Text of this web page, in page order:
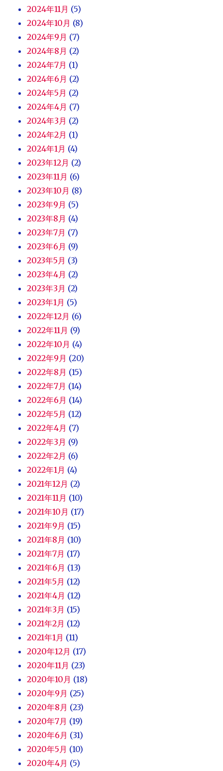
2024年11月 (5)
2024年10月 (8)
2024年9月 (7)
2024年8月 (2)
2024年7月 (1)
2024年6月 (2)
2024年5月 (2)
2024年4月 (7)
2024年3月 (2)
2024年2月 (1)
2024年1月 (4)
2023年12月 (2)
2023年11月 (6)
2023年10月 (8)
2023年9月 (5)
2023年8月 (4)
2023年7月 (7)
2023年6月 (9)
2023年5月 (3)
2023年4月 (2)
2023年3月 (2)
2023年1月 (5)
2022年12月 (6)
2022年11月 (9)
2022年10月 (4)
2022年9月 (20)
2022年8月 (15)
2022年7月 (14)
2022年6月 (14)
2022年5月 (12)
2022年4月 (7)
2022年3月 (9)
2022年2月 (6)
2022年1月 (4)
2021年12月 (2)
2021年11月 (10)
2021年10月 (17)
2021年9月 (15)
2021年8月 (10)
2021年7月 (17)
2021年6月 (13)
2021年5月 (12)
2021年4月 (12)
2021年3月 (15)
2021年2月 (12)
2021年1月 (11)
2020年12月 (17)
2020年11月 (23)
2020年10月 (18)
2020年9月 (25)
2020年8月 (23)
2020年7月 (19)
2020年6月 (31)
2020年5月 (10)
2020年4月 (5)